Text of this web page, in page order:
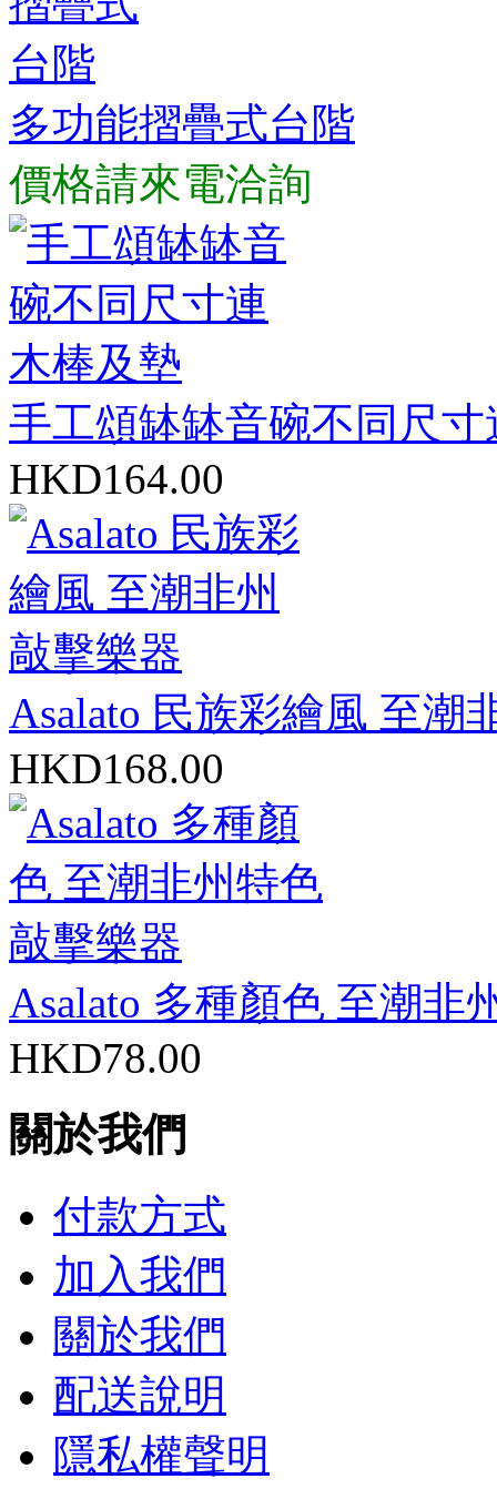
多功能摺疊式台階
價格請來電洽詢
手工頌缽缽音碗不同尺
HKD164.00
Asalato 民族彩繪風 至潮
HKD168.00
Asalato 多種顏色 至潮非
HKD78.00
關於我們
付款方式
加入我們
關於我們
配送說明
隱私權聲明